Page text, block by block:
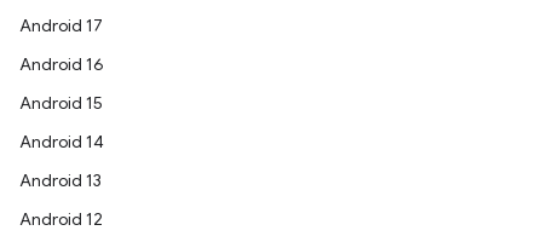
Android 17
Android 16
Android 15
Android 14
Android 13
Android 12